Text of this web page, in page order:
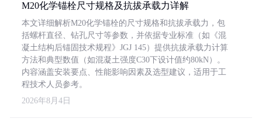
M20化学锚栓尺寸规格及抗拔承载力详解
本文详细解析M20化学锚栓的尺寸规格和抗拔承载力，包
括螺杆直径、钻孔尺寸等参数，并依据专业标准（如《混
凝土结构后锚固技术规程》JGJ 145）提供抗拔承载力计算
方法和典型数值（如混凝土强度C30下设计值约80kN）。
内容涵盖安装要点、性能影响因素及选型建议，适用于工
程技术人员参考。
2026年8月4日